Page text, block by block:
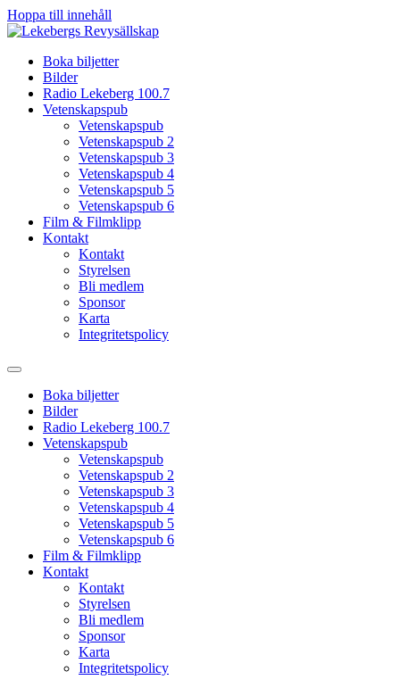
Hoppa till innehåll
Boka biljetter
Bilder
Radio Lekeberg 100.7
Vetenskapspub
Vetenskapspub
Vetenskapspub 2
Vetenskapspub 3
Vetenskapspub 4
Vetenskapspub 5
Vetenskapspub 6
Film & Filmklipp
Kontakt
Kontakt
Styrelsen
Bli medlem
Sponsor
Karta
Integritetspolicy
Boka biljetter
Bilder
Radio Lekeberg 100.7
Vetenskapspub
Vetenskapspub
Vetenskapspub 2
Vetenskapspub 3
Vetenskapspub 4
Vetenskapspub 5
Vetenskapspub 6
Film & Filmklipp
Kontakt
Kontakt
Styrelsen
Bli medlem
Sponsor
Karta
Integritetspolicy